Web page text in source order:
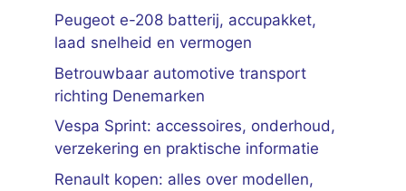
Peugeot e-208 batterij, accupakket,
laad snelheid en vermogen
Betrouwbaar automotive transport
richting Denemarken
Vespa Sprint: accessoires, onderhoud,
verzekering en praktische informatie
Renault kopen: alles over modellen,